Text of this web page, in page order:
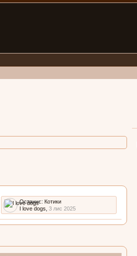
Останнє: Котики
I love dogs 3 лис 2025